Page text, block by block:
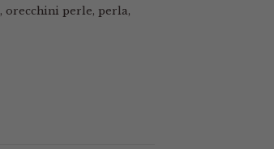
, orecchini perle, perla ,